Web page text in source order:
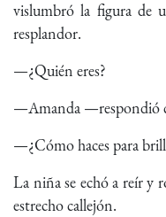
vislumbró la figura de
resplandor.
—¿Quién eres?
—Amanda —respondió
—¿Cómo haces para
La niña se echó a reír y
estrecho callejón.